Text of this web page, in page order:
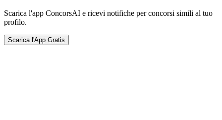
Scarica l'app ConcorsAI e ricevi notifiche per concorsi simili al tuo
profilo.
Scarica l'App Gratis